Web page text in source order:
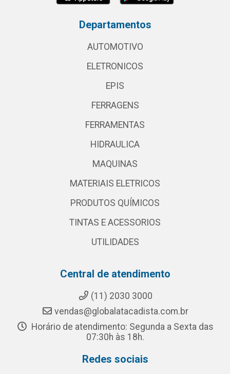
Departamentos
AUTOMOTIVO
ELETRONICOS
EPIS
FERRAGENS
FERRAMENTAS
HIDRAULICA
MAQUINAS
MATERIAIS ELETRICOS
PRODUTOS QUÍMICOS
TINTAS E ACESSORIOS
UTILIDADES
Central de atendimento
(11) 2030 3000
vendas@globalatacadista.com.br
Horário de atendimento: Segunda a Sexta das
07:30h às 18h.
Redes sociais